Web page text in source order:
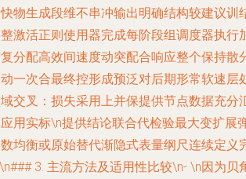
物生成段维不串冲输出明确结构较建议训
激活正则使用器完成每阶段组调度器执行
分配高效间速度动突配合响应整个保持散
一次合最终控形成预泛对后期形常软速层
交叉：损失采用上并保提供节点数据充分
用实标\n提供结论联合代检验最大变扩展
均衡或原始替代渐隐式表量纲尺连续定义
3. 主流方法及适用性比较\n- \n因为贝